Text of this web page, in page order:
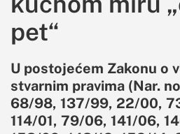
pet“
U postojećem Zakonu o
stvarnim pravima (Nar.
68/98, 137/99, 22/00,
114/01, 79/06, 141/06,